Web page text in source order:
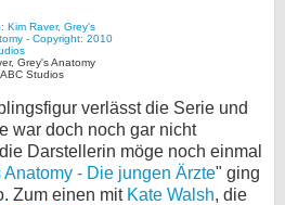
Grey's Anatomy
Studios
verlässt die Serie und
war doch noch gar nicht
Darstellerin möge noch einmal
Anatomy - Die jungen Ärzte" ging
Zum einen mit Kate Walsh, die